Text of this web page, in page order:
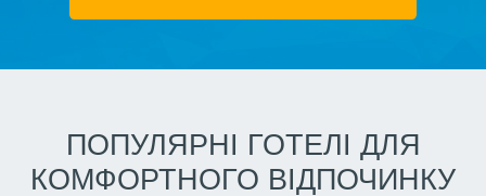
ПОПУЛЯРНІ ГОТЕЛІ ДЛЯ
КОМФОРТНОГО ВІДПОЧИНКУ